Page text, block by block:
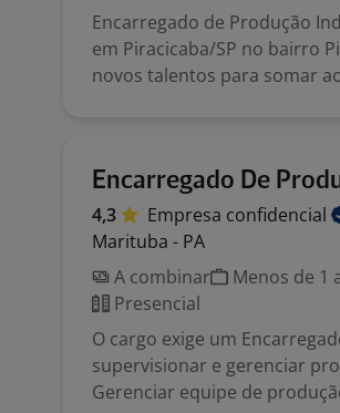
Encarregado de Produção
em Piracicaba/SP no bairro
novos talentos para somar
Encarregado De
4,3 Empresa confidencial
Marituba - PA
A combinar
Menos de 1
Presencial
O cargo exige um
supervisionar e gerenciar
Gerenciar equipe de